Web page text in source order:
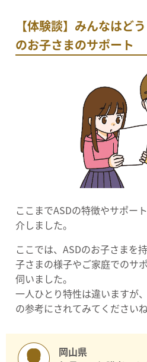
【体験談】みんなはど
のお子さまのサポート
ここまでASDの特徴やサポー
介しました。
ここでは、ASDのお子さまを
子さまの様子やご家庭でのサ
伺いました。
一人ひとり特性は違いますが
の参考にされてみてくださいね
岡山県